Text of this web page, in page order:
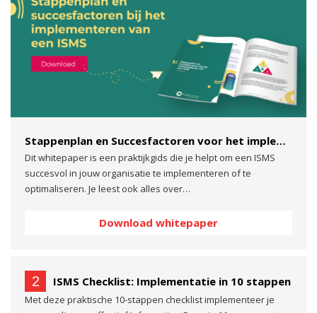
Stappenplan en Succesfactoren voor het implementeren van een ISMS
Dit whitepaper is een praktijkgids die je helpt om een ISMS
succesvol in jouw organisatie te implementeren of te
optimaliseren. Je leest ook alles over…
Download whitepaper
2 ISMS Checklist: Implementatie in 10 stappen
Met deze praktische 10-stappen checklist implementeer je